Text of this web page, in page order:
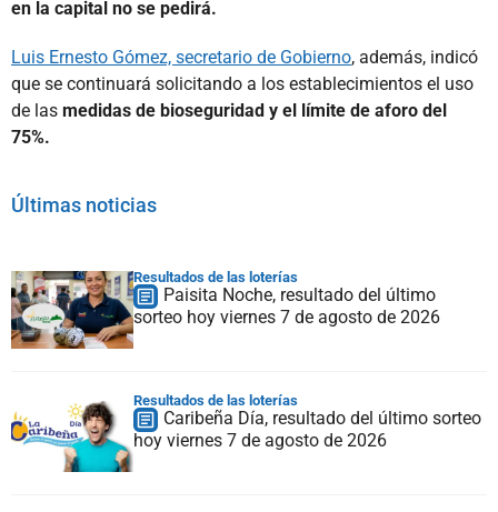
en la capital no se pedirá.
Luis Ernesto Gómez, secretario de Gobierno, además, indicó
que se continuará solicitando a los establecimientos el uso
de las medidas de bioseguridad y el límite de aforo del
75%.
Últimas noticias
Resultados de las loterías
Paisita Noche, resultado del último
sorteo hoy viernes 7 de agosto de 2026
Resultados de las loterías
Caribeña Día, resultado del último sorteo
hoy viernes 7 de agosto de 2026